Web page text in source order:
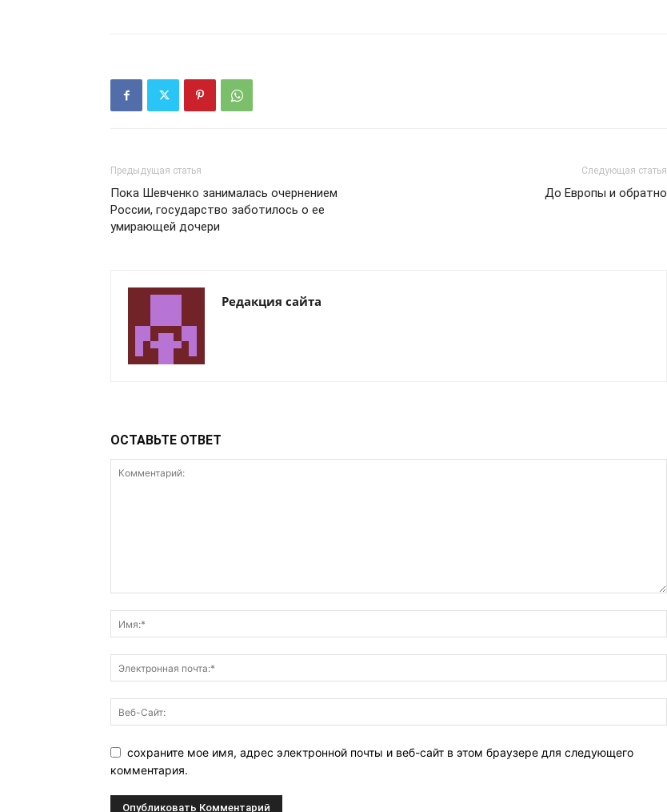
Предыдущая статья
Пока Шевченко занималась очернением
России, государство заботилось о ее
умирающей дочери
Следующая статья
До Европы и обратно
Редакция сайта
ОСТАВЬТЕ ОТВЕТ
сохраните мое имя, адрес электронной почты и веб-сайт в этом браузере для следующего
комментария.